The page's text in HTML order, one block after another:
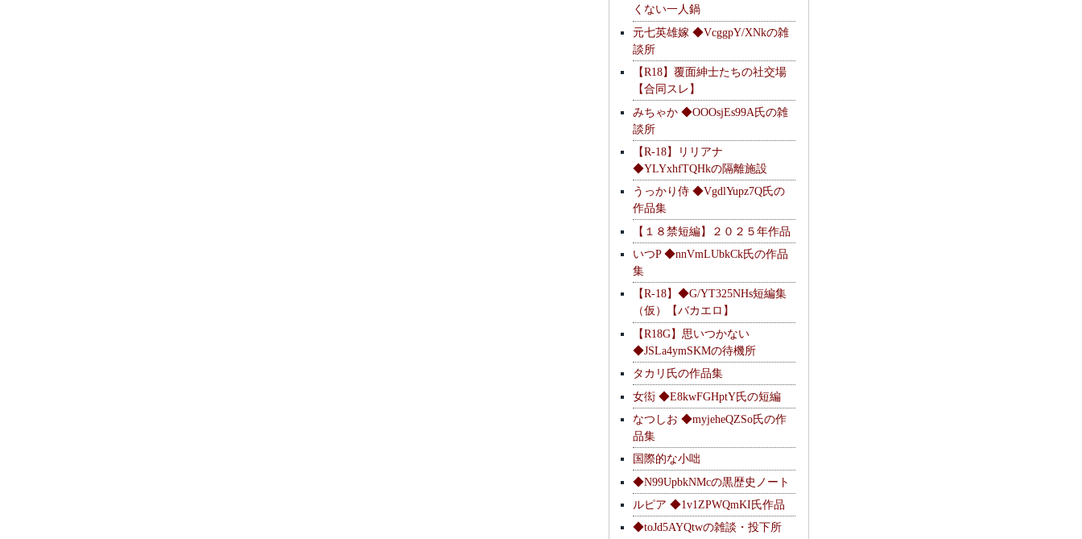
くない一人鍋
元七英雄嫁 ◆VcggpY/XNkの雑
談所
【R18】覆面紳士たちの社交場
【合同スレ】
みちゃか ◆OOOsjEs99A氏の雑
談所
【R-18】リリアナ
◆YLYxhfTQHkの隔離施設
うっかり侍 ◆VgdlYupz7Q氏の
作品集
【１８禁短編】２０２５年作品
いつP ◆nnVmLUbkCk氏の作品
集
【R-18】◆G/YT325NHs短編集
（仮）【バカエロ】
【R18G】思いつかない
◆JSLa4ymSKMの待機所
タカリ氏の作品集
女衒 ◆E8kwFGHptY氏の短編
なつしお ◆myjeheQZSo氏の作
品集
国際的な小咄
◆N99UpbkNMcの黒歴史ノート
ルピア ◆1v1ZPWQmKI氏作品
◆toJd5AYQtwの雑談・投下所